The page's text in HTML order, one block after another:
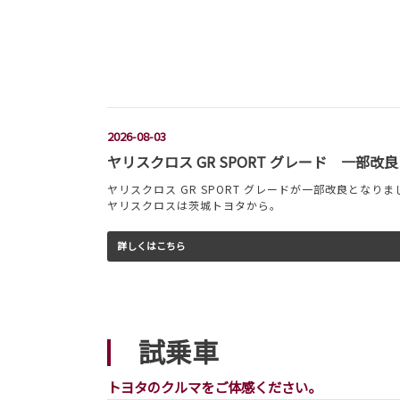
2026-08-03
ヤリスクロス GR SPORT グレード 一部改良
ヤリスクロス GR SPORT グレードが一部改良となりま
ヤリスクロスは茨城トヨタから。
詳しくはこちら
試乗車
トヨタのクルマをご体感ください。